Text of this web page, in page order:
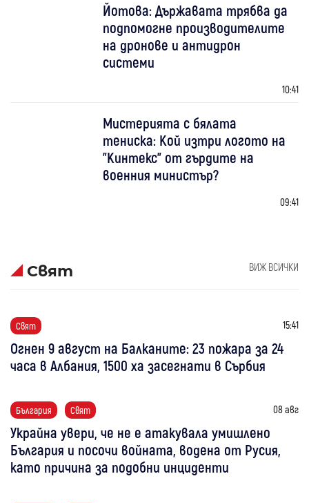
Йотова: Държавата трябва да
подпомогне производителите
на дронове и антидрон
системи
10:41
Мистерията с бялата
тениска: Кой изтри логото на
"Кинтекс" от гърдите на
военния министър?
09:41
Свят ВИЖ ВСИЧКИ
Свят 15:41
Огнен 9 август на Балканите: 23 пожара за 24
часа в Албания, 1500 ха засегнати в Сърбия
България Свят 08 авг
Украйна увери, че не е атакувала умишлено
България и посочи войната, водена от Русия,
като причина за подобни инциденти